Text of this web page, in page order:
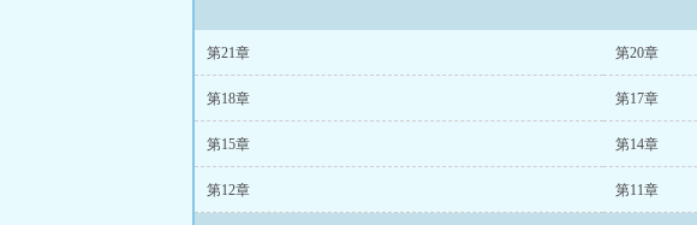
第21章 第20章
第18章 第17章
第15章 第14章
第12章 第11章